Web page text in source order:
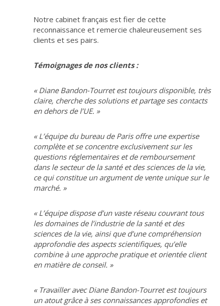
Notre cabinet français est fier de cette
reconnaissance et remercie chaleureusement ses
clients et ses pairs.
Témoignages de nos clients :
« Diane Bandon-Tourret est toujours disponible, très
claire, cherche des solutions et partage ses contacts
en dehors de l’UE. »
« L’équipe du bureau de Paris offre une expertise
complète et se concentre exclusivement sur les
questions réglementaires et de remboursement
dans le secteur de la santé et des sciences de la vie,
ce qui constitue un argument de vente unique sur le
marché. »
« L’équipe dispose d’un vaste réseau couvrant tous
les domaines de l’industrie de la santé et des
sciences de la vie, ainsi que d’une compréhension
approfondie des aspects scientifiques, qu’elle
combine à une approche pratique et orientée client
en matière de conseil. »
« Travailler avec Diane Bandon-Tourret est toujours
un atout grâce à ses connaissances approfondies et